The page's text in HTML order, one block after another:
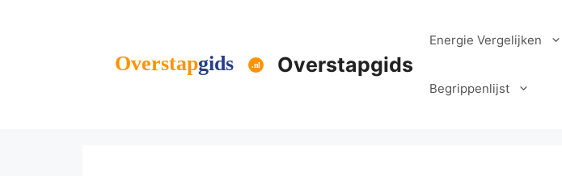
Overstapgids
Energie Vergelijken
Begrippenlijst